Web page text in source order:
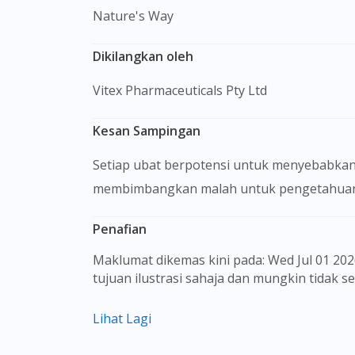
Nature's Way
Dikilangkan oleh
Vitex Pharmaceuticals Pty Ltd
Kesan Sampingan
Setiap ubat berpotensi untuk
membimbangkan malah untuk
Penafian
Maklumat dikemas kini pada: Wed Jul 01 2026 09:24:52 GMT+0000 (Coordinated Universal Time) Gambar barangan yang ditunjukkan hanya untuk
tujuan ilustrasi sahaja dan mungkin tidak
Kandungan laman web ini adalah
Lihat Lagi